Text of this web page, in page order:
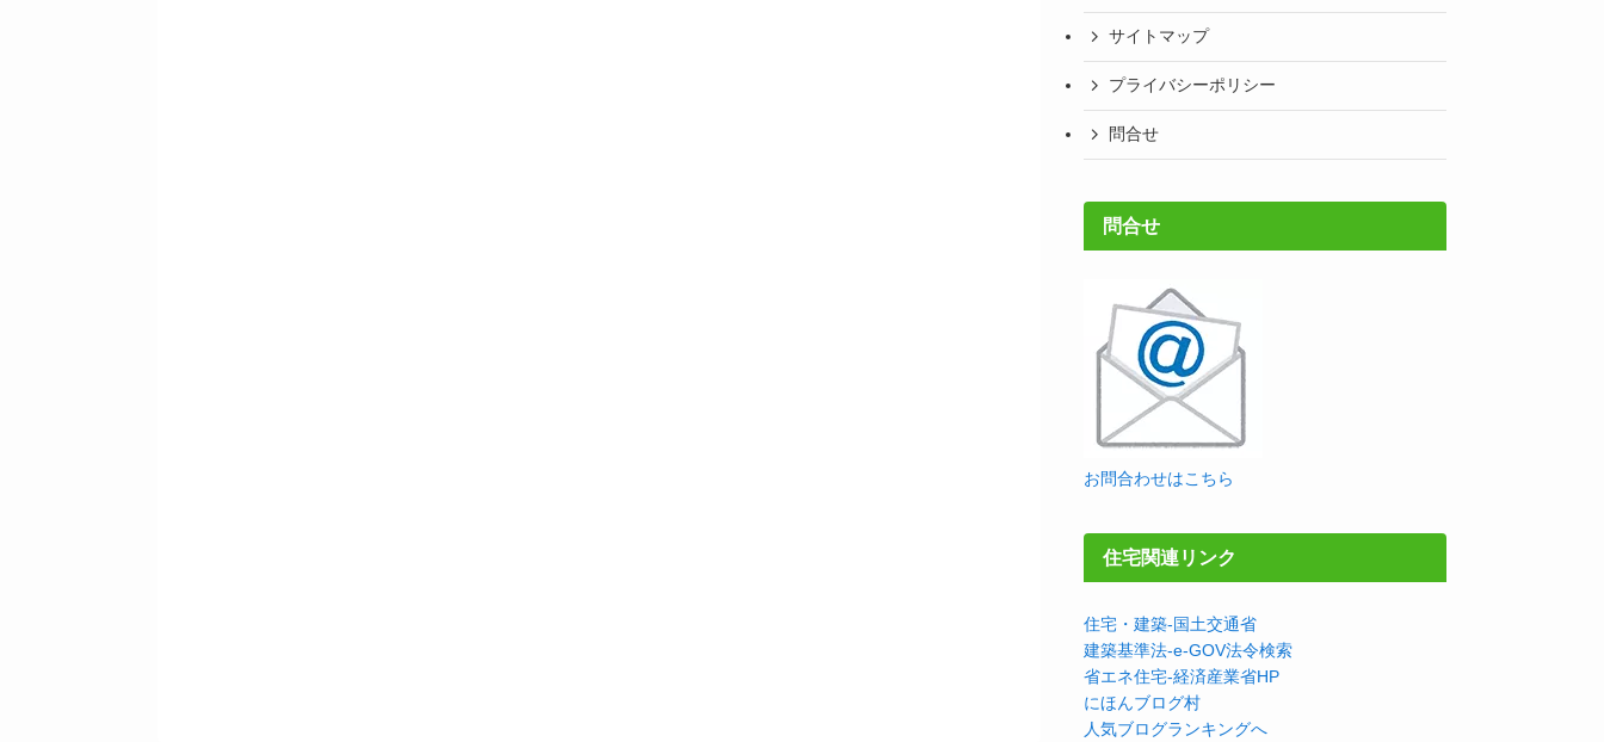
サイトマップ
プライバシーポリシー
問合せ
問合せ
お問合わせはこちら
住宅関連リンク
住宅・建築-国土交通省
建築基準法-e-GOV法令検索
省エネ住宅-経済産業省HP
にほんブログ村
人気ブログランキングへ